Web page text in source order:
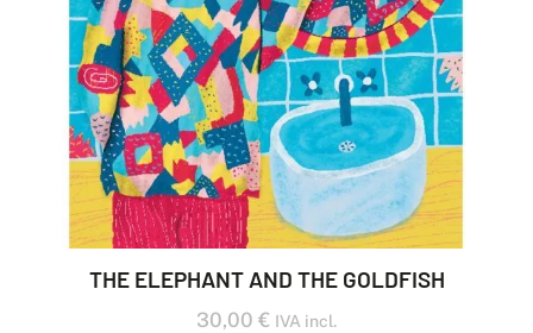
THE ELEPHANT AND THE GOLDFISH
30,00 € IVA incl.